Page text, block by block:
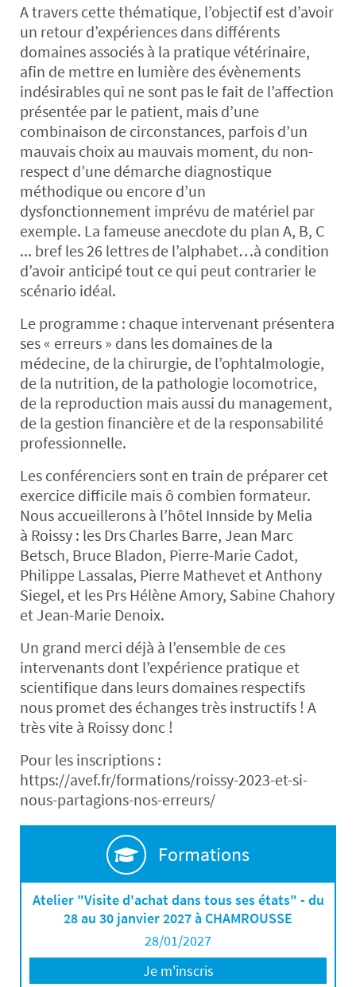
A travers cette thématique, l’objectif est d’avoir
un retour d’expériences dans différents
domaines associés à la pratique vétérinaire,
afin de mettre en lumière des évènements
indésirables qui ne sont pas le fait de l’affection
présentée par le patient, mais d’une
combinaison de circonstances, parfois d’un
mauvais choix au mauvais moment, du non-
respect d’une démarche diagnostique
méthodique ou encore d’un
dysfonctionnement imprévu de matériel par
exemple. La fameuse anecdote du plan A, B, C
... bref les 26 lettres de l’alphabet…à condition
d’avoir anticipé tout ce qui peut contrarier le
scénario idéal.
Le programme : chaque intervenant présentera
ses « erreurs » dans les domaines de la
médecine, de la chirurgie, de l’ophtalmologie,
de la nutrition, de la pathologie locomotrice,
de la reproduction mais aussi du management,
de la gestion financière et de la responsabilité
professionnelle.
Les conférenciers sont en train de préparer cet
exercice difficile mais ô combien formateur.
Nous accueillerons à l’hôtel Innside by Melia
à Roissy : les Drs Charles Barre, Jean Marc
Betsch, Bruce Bladon, Pierre-Marie Cadot,
Philippe Lassalas, Pierre Mathevet et Anthony
Siegel, et les Prs Hélène Amory, Sabine Chahory
et Jean-Marie Denoix.
Un grand merci déjà à l’ensemble de ces
intervenants dont l’expérience pratique et
scientifique dans leurs domaines respectifs
nous promet des échanges très instructifs ! A
très vite à Roissy donc !
Pour les inscriptions :
https://avef.fr/formations/roissy-2023-et-si-
nous-partagions-nos-erreurs/
Formations
Atelier "Visite d'achat dans tous ses états" - du
28 au 30 janvier 2027 à CHAMROUSSE
28/01/2027
Je m'inscris